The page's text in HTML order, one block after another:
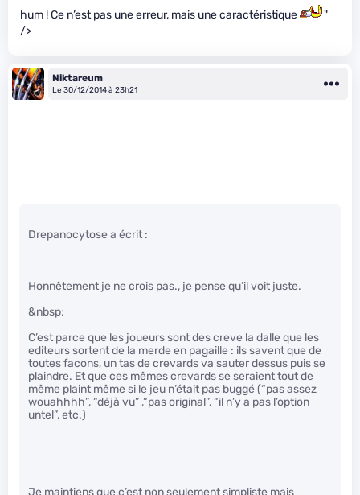
hum ! Ce n’est pas une erreur, mais une caractéristique
"
/>
Niktareum
Le 30/12/2014 à 23h21
Drepanocytose a écrit :
Honnêtement je ne crois pas., je pense qu’il voit juste.
&nbsp;
C’est parce que les joueurs sont des creve la dalle que les
editeurs sortent de la merde en pagaille : ils savent que de
toutes facons, un tas de crevards va sauter dessus puis se
plaindre. Et que ces mêmes crevards se seraient tout de
même plaint même si le jeu n’était pas buggé (“pas assez
wouahhhh”, “déjà vu” ,“pas original”, “il n’y a pas l’option
untel”, etc.)
Je maintiens que c’est non seulement simpliste mais